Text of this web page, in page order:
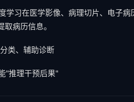
学习在医学影像、病理切片、电子
病历信息。
类、辅助诊断
"推理干预后果"